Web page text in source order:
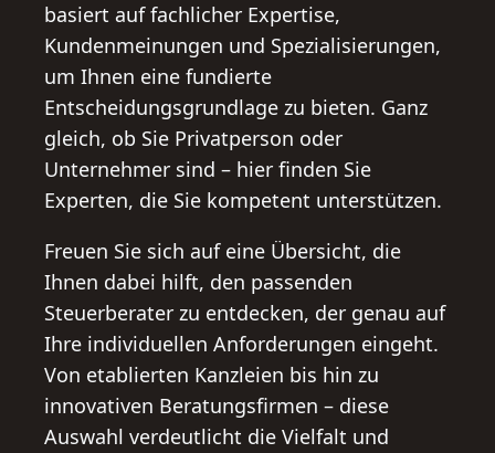
basiert auf fachlicher Expertise,
Kundenmeinungen und Spezialisierungen,
um Ihnen eine fundierte
Entscheidungsgrundlage zu bieten. Ganz
gleich, ob Sie Privatperson oder
Unternehmer sind – hier finden Sie
Experten, die Sie kompetent unterstützen.
Freuen Sie sich auf eine Übersicht, die
Ihnen dabei hilft, den passenden
Steuerberater zu entdecken, der genau auf
Ihre individuellen Anforderungen eingeht.
Von etablierten Kanzleien bis hin zu
innovativen Beratungsfirmen – diese
Auswahl verdeutlicht die Vielfalt und